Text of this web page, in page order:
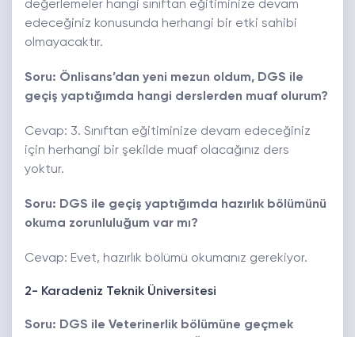
değerlemeler hangi sınıftan eğitiminize devam
edeceğiniz konusunda herhangi bir etki sahibi
olmayacaktır.
Soru: Önlisans’dan yeni mezun oldum, DGS ile
geçiş yaptığımda hangi derslerden muaf olurum?
Cevap: 3. Sınıftan eğitiminize devam edeceğiniz
için herhangi bir şekilde muaf olacağınız ders
yoktur.
Soru: DGS ile geçiş yaptığımda hazırlık bölümünü
okuma zorunluluğum var mı?
Cevap: Evet, hazırlık bölümü okumanız gerekiyor.
2- Karadeniz Teknik Üniversitesi
Soru: DGS ile Veterinerlik bölümüne geçmek